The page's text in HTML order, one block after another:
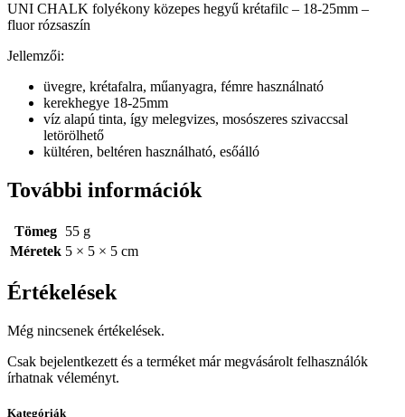
UNI CHALK folyékony közepes hegyű krétafilc – 18-25mm –
fluor rózsaszín
Jellemzői:
üvegre, krétafalra, műanyagra, fémre használnató
kerekhegye 18-25mm
víz alapú tinta, így melegvizes, mosószeres szivaccsal
letörölhető
kültéren, beltéren használható, esőálló
További információk
Tömeg 55 g
Méretek 5 × 5 × 5 cm
Értékelések
Még nincsenek értékelések.
Csak bejelentkezett és a terméket már megvásárolt felhasználók
írhatnak véleményt.
Kategóriák